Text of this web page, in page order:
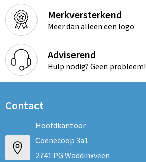
Merkversterkend
Meer dan alleen een logo
Adviserend
Hulp nodig? Geen probleem!
Contact
Hoofdkantoor
Coenecoop 3a1
2741 PG Waddinxveen